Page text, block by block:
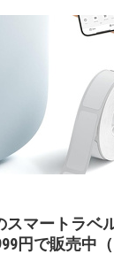
スマートラベ
円で販売中